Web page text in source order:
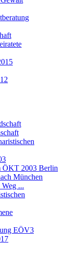
ÖKT 2003 Berlin
München
...
EÖV3